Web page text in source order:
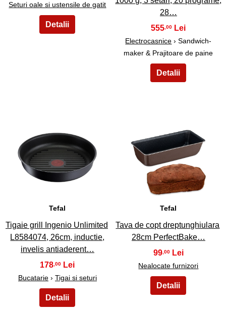
Seturi oale si ustensile de gatit
28…
555 ,00
Electrocasnice › Sandwich-
maker & Prajitoare de paine
15
Tefal
Tigaie grill Ingenio Unlimited
L8584074, 26cm, inductie,
invelis antiaderent…
178 ,00
Bucatarie› Tigai si seturi
16
Tefal
Tava de copt dreptunghiulara
28cm PerfectBake…
99,00
Nealocate furnizori